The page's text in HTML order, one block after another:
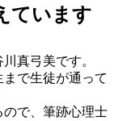
ています
真弓美です。
で生徒が通って
で、筆跡心理士